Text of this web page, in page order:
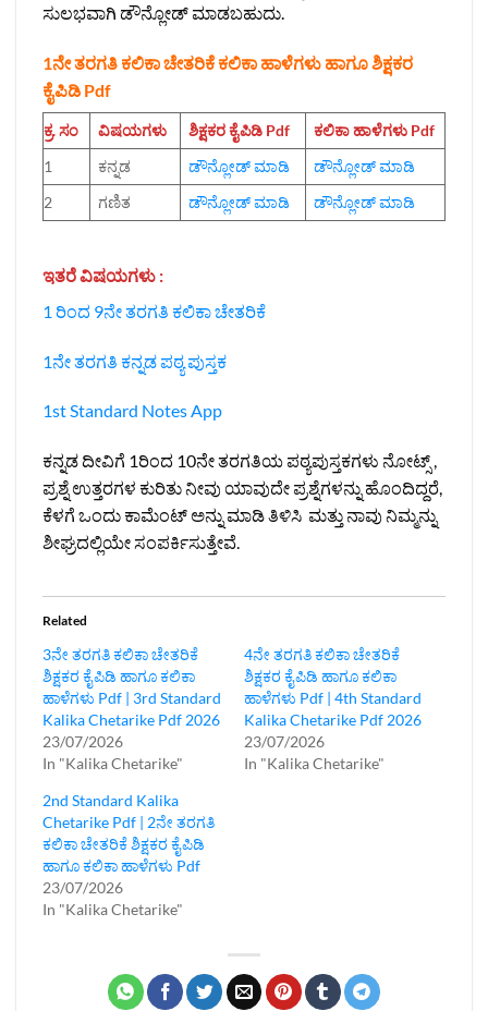
ಸುಲಭವಾಗಿ ಡೌನ್ಲೋಡ್‌ ಮಾಡಬಹುದು.
1ನೇ ತರಗತಿ ಕಲಿಕಾ ಚೇತರಿಕೆ ಕಲಿಕಾ ಹಾಳೆಗಳು ಹಾಗೂ ಶಿಕ್ಷಕರ
ಕೈಪಿಡಿ Pdf
ಕ್ರ. ಸಂ ವಿಷಯಗಳು ಶಿಕ್ಷಕರ ಕೈಪಿಡಿ Pdf ಕಲಿಕಾ ಹಾಳೆಗಳು Pdf
1
ಕನ್ನಡ ಡೌನ್ಲೋಡ್‌ ಮಾಡಿ
ಡೌನ್ಲೋಡ್‌ ಮಾಡಿ
2
ಗಣಿತ ಡೌನ್ಲೋಡ್‌ ಮಾಡಿ ಡೌನ್ಲೋಡ್‌ ಮಾಡಿ
ಇತರೆ ವಿಷಯಗಳು :
1 ರಿಂದ 9ನೇ ತರಗತಿ ಕಲಿಕಾ ಚೇತರಿಕೆ
1ನೇ ತರಗತಿ ಕನ್ನಡ ಪಠ್ಯ ಪುಸ್ತಕ
1st Standard Notes App
ಕನ್ನಡ ದೀವಿಗೆ 1ರಿಂದ 10ನೇ ತರಗತಿಯ ಪಠ್ಯಪುಸ್ತಕಗಳು ನೋಟ್ಸ್ ,
ಪ್ರಶ್ನೆ ಉತ್ತರಗಳ ಕುರಿತು ನೀವು ಯಾವುದೇ ಪ್ರಶ್ನೆಗಳನ್ನು ಹೊಂದಿದ್ದರೆ,
ಕೆಳಗೆ ಒಂದು ಕಾಮೆಂಟ್ ಅನ್ನು ಮಾಡಿ ತಿಳಿಸಿ ಮತ್ತು ನಾವು ನಿಮ್ಮನ್ನು
ಶೀಘ್ರದಲ್ಲಿಯೇ ಸಂಪರ್ಕಿಸುತ್ತೇವೆ.
Related
3ನೇ ತರಗತಿ ಕಲಿಕಾ ಚೇತರಿಕೆ
ಶಿಕ್ಷಕರ ಕೈಪಿಡಿ ಹಾಗೂ ಕಲಿಕಾ
ಹಾಳೆಗಳು Pdf | 3rd Standard
Kalika Chetarike Pdf 2026
23/07/2026
In "Kalika Chetarike"
4ನೇ ತರಗತಿ ಕಲಿಕಾ ಚೇತರಿಕೆ
ಶಿಕ್ಷಕರ ಕೈಪಿಡಿ ಹಾಗೂ ಕಲಿಕಾ
ಹಾಳೆಗಳು Pdf | 4th Standard
Kalika Chetarike Pdf 2026
23/07/2026
In "Kalika Chetarike"
2nd Standard Kalika
Chetarike Pdf | 2ನೇ ತರಗತಿ
ಕಲಿಕಾ ಚೇತರಿಕೆ ಶಿಕ್ಷಕರ ಕೈಪಿಡಿ
ಹಾಗೂ ಕಲಿಕಾ ಹಾಳೆಗಳು Pdf
23/07/2026
In "Kalika Chetarike"